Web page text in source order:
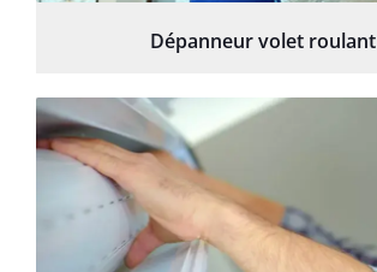
Dépanneur volet roulant